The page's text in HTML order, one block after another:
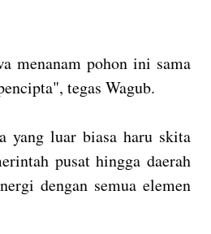
menanam pohon ini sama
tegas Wagub.
yang luar biasa haru skita
pusat hingga daerah
dengan semua elemen